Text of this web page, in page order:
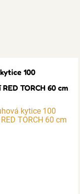
100
TORCH 60 cm